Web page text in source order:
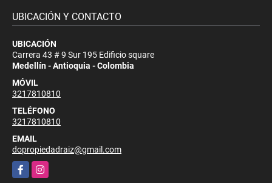
UBICACIÓN Y CONTACTO
UBICACIÓN
Carrera 43 # 9 Sur 195 Edificio square
Medellín - Antioquia - Colombia
MÓVIL
3217810810
TELÉFONO
3217810810
EMAIL
dopropiedadraiz@gmail.com
FacebookInstagram